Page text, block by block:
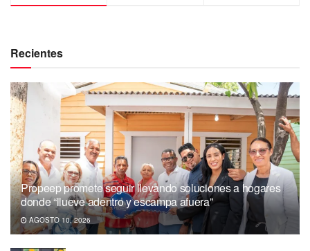
Recientes
Propeep promete seguir llevando soluciones a hogares
donde “llueve adentro y escampa afuera”
AGOSTO 10, 2026